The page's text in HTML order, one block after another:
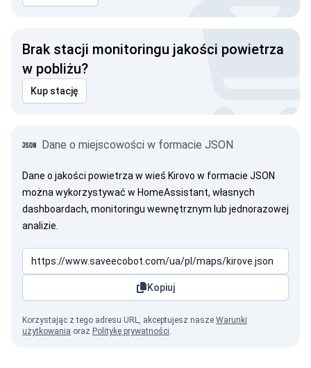
Brak stacji monitoringu jakości powietrza
w pobliżu?
Kup stację
Dane o miejscowości w formacie JSON
Dane o jakości powietrza w wieś Kirovo w formacie JSON
można wykorzystywać w HomeAssistant, własnych
dashboardach, monitoringu wewnętrznym lub jednorazowej
analizie.
Kopiuj
Korzystając z tego adresu URL, akceptujesz nasze Warunki
użytkowania oraz Politykę prywatności.